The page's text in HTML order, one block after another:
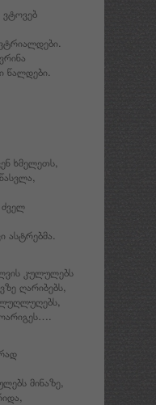
ვტოვებ
წალდები.
ხმელეთს,
ძველ
ასტრებმა.
კულულებს
ღარიბებს,
ლუღლუღებს,
მინაზე,